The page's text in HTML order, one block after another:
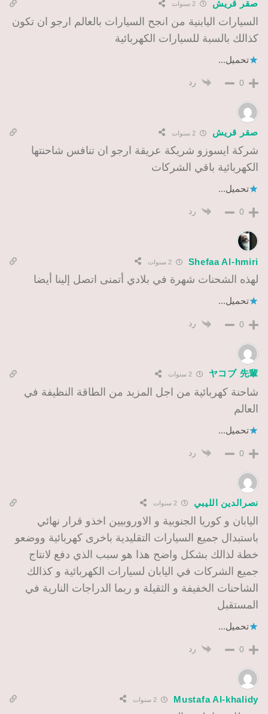
صقر قريش
السيارات اليابنية من انجح السيارات بالعالم ارجو ان تكون
كذالك بالسبة للسيارات الكهربائية
تحميل...
0 رد
صقر قريش
شركة ايسوزو شريكة عريقة ارجو ان تنافس شاحنتها
الكهربائية باقي الشركات
تحميل...
0 رد
Shefaa Al-hmiri 2 سنوات
لهذه الشحنات شهرة في بلادي أتمنى اتصل إلينا أيضا
تحميل...
0 رد
ヤコブ 先輩 2 سنوات
شاحنة كهربائية من اجل المزيد من الطاقة النظيفة في
العالم
تحميل...
0 رد
نصرالدين الليبي 2 سنوات
اليابان و كوريا الجنوبية و الاوروبيين اخذو قرار نهائي
باستبدال جميع السيارات التقليدية باخرى كهربائية ووضعو
خطة لذالك بشكل واضح هذا هو سبب الذي دفع لانتاج
جميع الشركات في اليابان لسيارات الكهربائية و كذالك
الشاحنات الخفيفة و الثقيلة و ربما الدراجات النارية في
المستقبل
تحميل...
0 رد
Mustafa Al-khalidy